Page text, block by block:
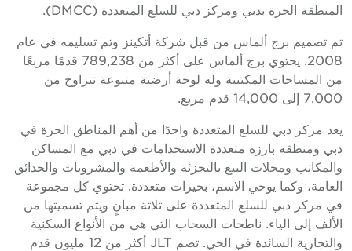
المنطقة الحرة بدبي ومركز دبي للسلع المتعددة (DMCC).
تم تصميم برج ألماس من قبل شركة أتكينز وتم تسليمه في عام
2008. يحتوي برج ألماس على أكثر من 789,238 قدمًا مربعًا
من المساحات المكتبية وله لوحة أرضية متنوعة تتراوح من
7,000 إلى 14,000 قدم مربع.
يعد مركز دبي للسلع المتعددة واحدًا من أهم المناطق الحرة في
دبي ومنطقة بارزة متعددة الاستخدامات في دبي مع المساكن
والمكاتب ومحلات البيع بالتجزئة والأطعمة والمشروبات والحدائق
العامة، وكما يوحي الاسم، بحيرات متعددة. تحتوي كل مجموعة
في مركز دبي للسلع المتعددة على ثلاثة مبانٍ ويتم تسميتها من
الألف إلى الياء. ناطحات السحاب التي هي من الأنواع السكنية
والتجارية السائدة في الحي. تضم JLT أكثر من 12 مليون قدم